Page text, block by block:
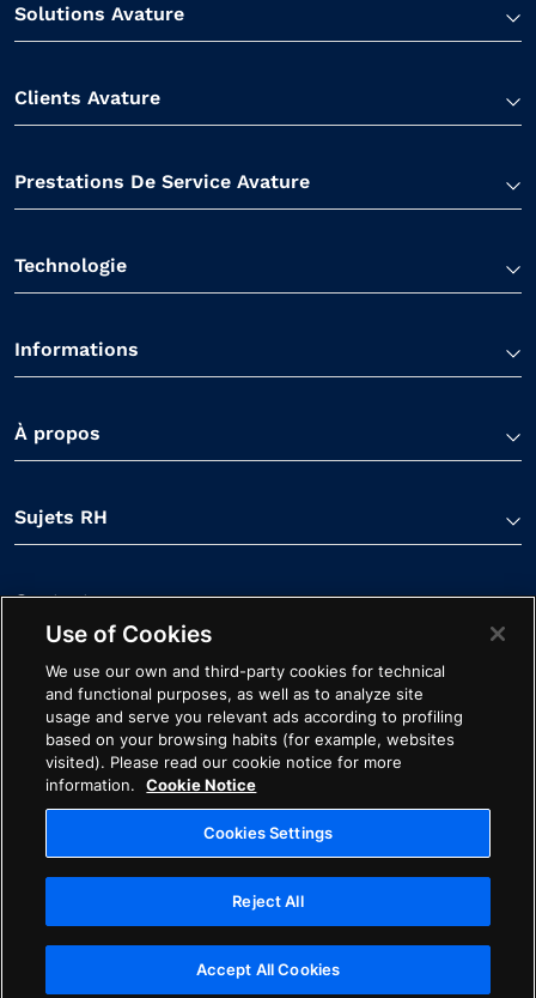
Solutions Avature
Clients Avature
Prestations De Service Avature
Technologie
Informations
À propos
Sujets RH
Contactez-nous
Linkedin Lien
Spotify LienYoutube Lien
Apple Podcasts Lien
Facebook Lien
Legal
Confidentialité
Cookies Settings
droits d'auteur ©2026 Avature. Tous Les Droits Sont Réservés
Use of Cookies
We use our own and third-party cookies for technical
and functional purposes, as well as to analyze site
usage and serve you relevant ads according to profiling
based on your browsing habits (for example, websites
visited). Please read our cookie notice for more
information.
Cookie Notice
Cookies Settings
Reject All
Accept All Cookies